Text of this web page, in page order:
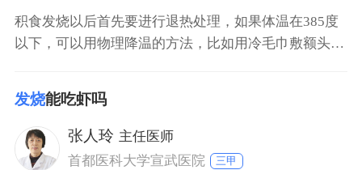
积食发烧以后首先要进行退热处理，如果体温在385度
以下，可以用物理降温的方法，比如用冷毛巾敷额头或
高到385度以上则需要用药物降温，其次针对积食本身
进行相应的治疗，可以服用消食颗粒，如果仍然没有缓
解时建议去医院就诊。
发烧能吃虾吗
张人玲 主任医师
首都医科大学宣武医院
三甲